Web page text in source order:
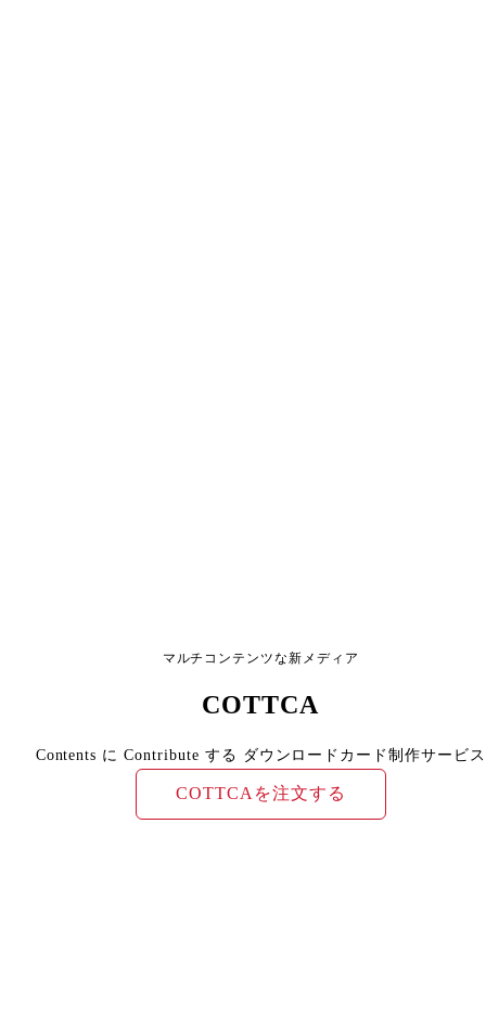
マルチコンテンツな新メディア
COTTCA
Contents に Contribute する ダウンロードカード制作サービス
COTTCAを注文する